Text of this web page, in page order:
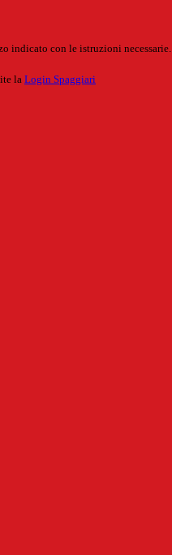
indicato con le istruzioni necessarie.
la Login Spaggiari